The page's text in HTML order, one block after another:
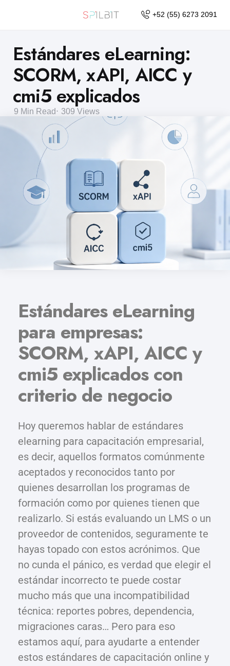
+52 (55) 6273 2091
Estándares eLearning:
SCORM, xAPI, AICC y
cmi5 explicados
9 Min Read 309 Views
Estándares eLearning
para empresas:
SCORM, xAPI, AICC y
cmi5 explicados con
criterio de negocio
Hoy queremos hablar de estándares
elearning para capacitación empresarial,
es decir, aquellos formatos comúnmente
aceptados y reconocidos tanto por
quienes desarrollan los programas de
formación como por quienes tienen que
realizarlo. Si estás evaluando un LMS o un
proveedor de contenidos, seguramente te
hayas topado con estos acrónimos. Que
no cunda el pánico, es verdad que elegir el
estándar incorrecto te puede costar
mucho más que una incompatibilidad
técnica: reportes pobres, dependencia,
migraciones caras… Pero para eso
estamos aquí, para ayudarte a entender
estos estándares de capacitación online y